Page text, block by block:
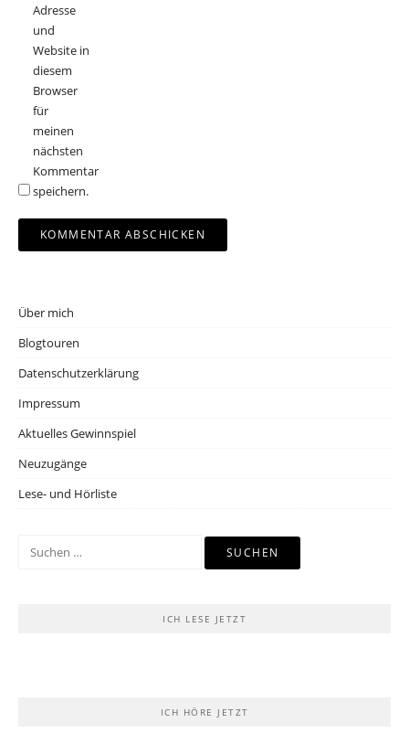
Adresse
und
Website in
diesem
Browser
für
meinen
nächsten
Kommentar
speichern.
Über mich
Blogtouren
Datenschutzerklärung
Impressum
Aktuelles Gewinnspiel
Neuzugänge
Lese- und Hörliste
Suchen
ICH LESE JETZT
ICH HÖRE JETZT